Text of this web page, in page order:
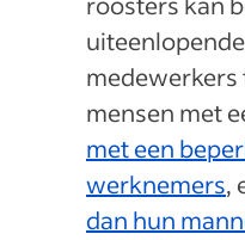
medewerkers
mensen met
met een
werknemers,
dan hun